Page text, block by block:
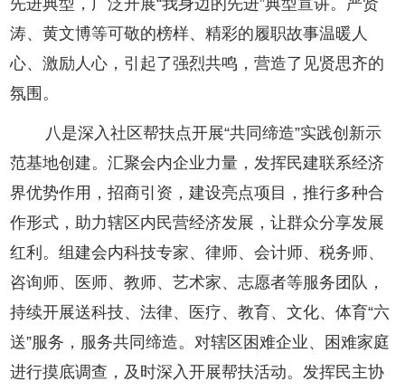
先进典型，广泛开展“我身边的先进”典型宣讲。严贤
涛、黄文博等可敬的榜样、精彩的履职故事温暖人
心、激励人心，引起了强烈共鸣，营造了见贤思齐的
氛围。
八是深入社区帮扶点开展“共同缔造”实践创新示
范基地创建。汇聚会内企业力量，发挥民建联系经济
界优势作用，招商引资，建设亮点项目，推行多种合
作形式，助力辖区内民营经济发展，让群众分享发展
红利。组建会内科技专家、律师、会计师、税务师、
咨询师、医师、教师、艺术家、志愿者等服务团队，
持续开展送科技、法律、医疗、教育、文化、体育“六
送”服务，服务共同缔造。对辖区困难企业、困难家庭
进行摸底调查，及时深入开展帮扶活动。发挥民主协